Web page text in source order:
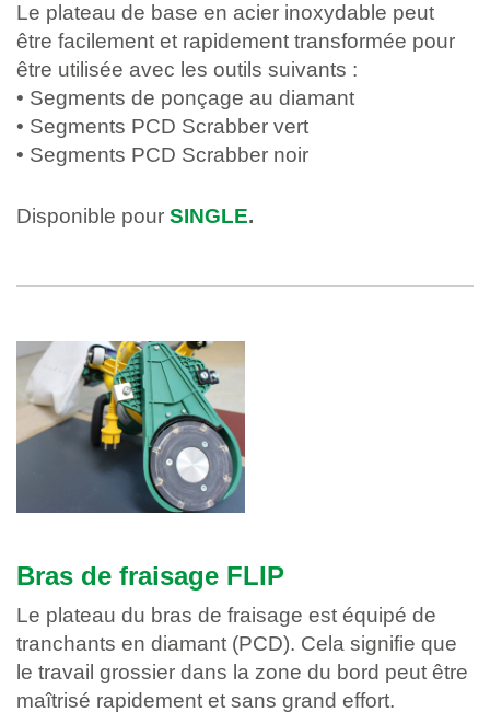
Le plateau de base en acier inoxydable peut
être facilement et rapidement transformée pour
être utilisée avec les outils suivants :
• Segments de ponçage au diamant
• Segments PCD Scrabber vert
• Segments PCD Scrabber noir
Disponible pour SINGLE.
Bras de fraisage FLIP
Le plateau du bras de fraisage est équipé de
tranchants en diamant (PCD). Cela signifie que
le travail grossier dans la zone du bord peut être
maîtrisé rapidement et sans grand effort.